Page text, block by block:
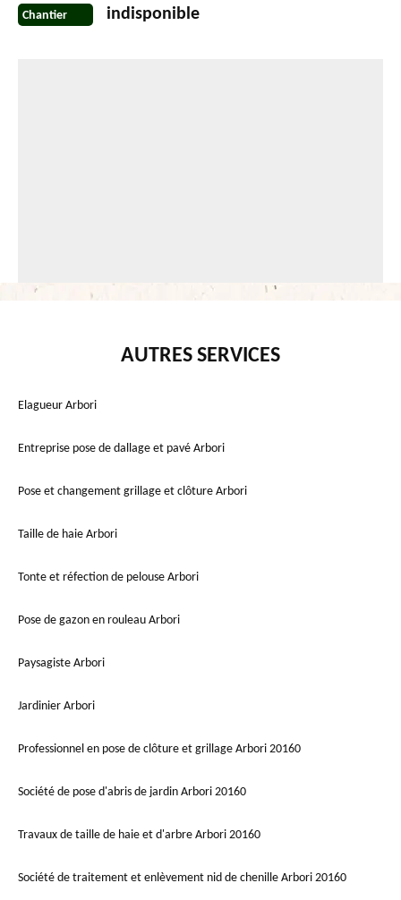
Chantier indisponible
AUTRES SERVICES
Elagueur Arbori
Entreprise pose de dallage et pavé Arbori
Pose et changement grillage et clôture Arbori
Taille de haie Arbori
Tonte et réfection de pelouse Arbori
Pose de gazon en rouleau Arbori
Paysagiste Arbori
Jardinier Arbori
Professionnel en pose de clôture et grillage Arbori 20160
Société de pose d'abris de jardin Arbori 20160
Travaux de taille de haie et d'arbre Arbori 20160
Société de traitement et enlèvement nid de chenille Arbori 20160